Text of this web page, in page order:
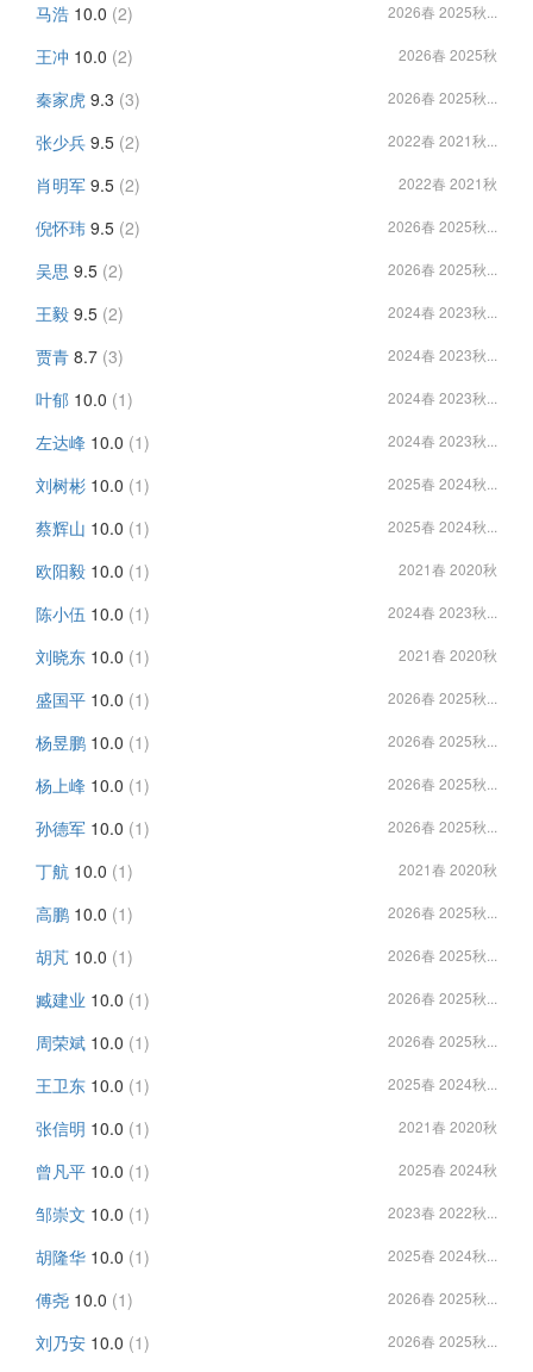
马浩 10.0 (2) 2026春 2025秋...
王冲 10.0 (2) 2026春 2025秋
秦家虎 9.3 (3) 2026春 2025秋...
张少兵 9.5 (2) 2022春 2021秋...
肖明军 9.5 (2) 2022春 2021秋
倪怀玮 9.5 (2) 2026春 2025秋...
吴思 9.5 (2) 2026春 2025秋...
王毅 9.5 (2) 2024春 2023秋...
贾青 8.7 (3) 2024春 2023秋...
叶郁 10.0 (1) 2024春 2023秋...
左达峰 10.0 (1) 2024春 2023秋...
刘树彬 10.0 (1) 2025春 2024秋...
蔡辉山 10.0 (1) 2025春 2024秋...
欧阳毅 10.0 (1) 2021春 2020秋
陈小伍 10.0 (1) 2024春 2023秋...
刘晓东 10.0 (1) 2021春 2020秋
盛国平 10.0 (1) 2026春 2025秋...
杨昱鹏 10.0 (1) 2026春 2025秋...
杨上峰 10.0 (1) 2026春 2025秋...
孙德军 10.0 (1) 2026春 2025秋...
丁航 10.0 (1) 2021春 2020秋
高鹏 10.0 (1) 2026春 2025秋...
胡芃 10.0 (1) 2026春 2025秋...
臧建业 10.0 (1) 2026春 2025秋...
周荣斌 10.0 (1) 2026春 2025秋...
王卫东 10.0 (1) 2025春 2024秋...
张信明 10.0 (1) 2021春 2020秋
曾凡平 10.0 (1) 2025春 2024秋
邹崇文 10.0 (1) 2023春 2022秋...
胡隆华 10.0 (1) 2025春 2024秋...
傅尧 10.0 (1) 2026春 2025秋...
刘乃安 10.0 (1) 2026春 2025秋...